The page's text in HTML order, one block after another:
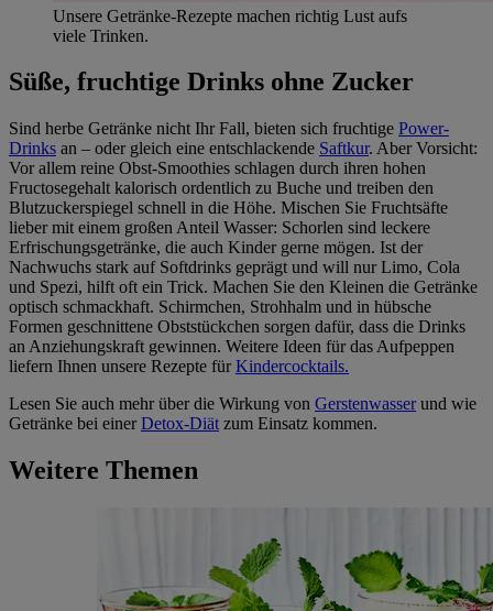
Unsere Getränke-Rezepte machen richtig Lust aufs
viele Trinken.
Süße, fruchtige Drinks ohne Zucker
Sind herbe Getränke nicht Ihr Fall, bieten sich fruchtige Power-
Drinks an – oder gleich eine entschlackende Saftkur. Aber Vorsicht:
Vor allem reine Obst-Smoothies schlagen durch ihren hohen
Fructosegehalt kalorisch ordentlich zu Buche und treiben den
Blutzuckerspiegel schnell in die Höhe. Mischen Sie Fruchtsäfte
lieber mit einem großen Anteil Wasser: Schorlen sind leckere
Erfrischungsgetränke, die auch Kinder gerne mögen. Ist der
Nachwuchs stark auf Softdrinks geprägt und will nur Limo, Cola
und Spezi, hilft oft ein Trick. Machen Sie den Kleinen die Getränke
optisch schmackhaft. Schirmchen, Strohhalm und in hübsche
Formen geschnittene Obststückchen sorgen dafür, dass die Drinks
an Anziehungskraft gewinnen. Weitere Ideen für das Aufpeppen
liefern Ihnen unsere Rezepte fürKindercocktails.
Lesen Sie auch mehr über die Wirkung von Gerstenwasserund wie
Getränke bei einerDetox-Diät zum Einsatz kommen.
Weitere Themen